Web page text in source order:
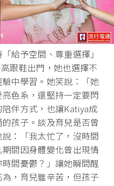
給予空間、尊重選擇」
跟鞋出門，她也選擇不
中學習。她笑說：「她
色系，還堅持一定要閃
伴方式，也讓Katiya成
孩子。談及育兒是否曾
：「我太忙了，沒時間
間因身體變化曾出現情
間憂鬱？」讓她瞬間醒
，育兒雖辛苦，但孩子